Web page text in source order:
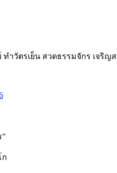
ำวัตรเย็น สวดธรรมจักร เจริญ
ก